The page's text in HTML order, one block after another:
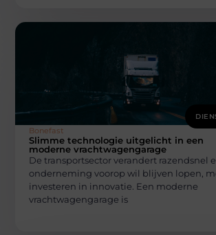
Bonefast
Slimme technologie uitgelicht in een
moderne vrachtwagengarage
De transportsector verandert razendsnel
onderneming voorop wil blijven lopen,
investeren in innovatie. Een moderne
vrachtwagengarage is